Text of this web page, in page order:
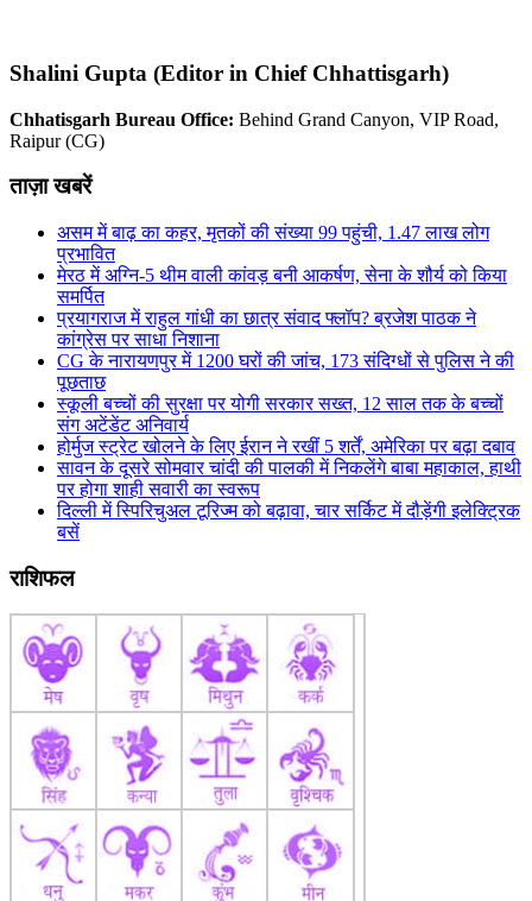
Shalini Gupta (Editor in Chief Chhattisgarh)
Chhatisgarh Bureau Office: Behind Grand Canyon, VIP Road,
Raipur (CG)
ताज़ा खबरें
असम में बाढ़ का कहर, मृतकों की संख्या 99 पहुंची, 1.47 लाख लोग
प्रभावित
मेरठ में अग्नि-5 थीम वाली कांवड़ बनी आकर्षण, सेना के शौर्य को किया
समर्पित
प्रयागराज में राहुल गांधी का छात्र संवाद फ्लॉप? ब्रजेश पाठक ने
कांग्रेस पर साधा निशाना
CG के नारायणपुर में 1200 घरों की जांच, 173 संदिग्धों से पुलिस ने की
पूछताछ
स्कूली बच्चों की सुरक्षा पर योगी सरकार सख्त, 12 साल तक के बच्चों
संग अटेंडेंट अनिवार्य
होर्मुज स्ट्रेट खोलने के लिए ईरान ने रखीं 5 शर्तें, अमेरिका पर बढ़ा दबाव
सावन के दूसरे सोमवार चांदी की पालकी में निकलेंगे बाबा महाकाल, हाथी
पर होगा शाही सवारी का स्वरूप
दिल्ली में स्पिरिचुअल टूरिज्म को बढ़ावा, चार सर्किट में दौड़ेंगी इलेक्ट्रिक
बसें
राशिफल